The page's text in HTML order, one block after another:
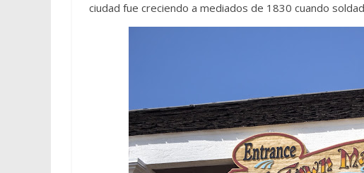
ciudad fue creciendo a mediados de 1830 cuando